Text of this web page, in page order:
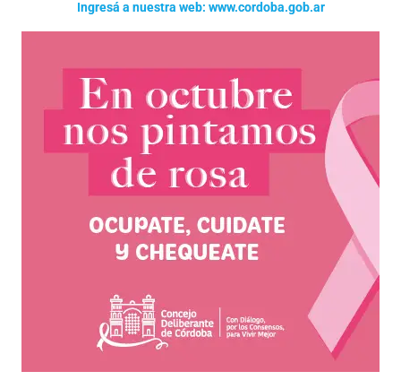
Ingresá a nuestra web: www.cordoba.gob.ar